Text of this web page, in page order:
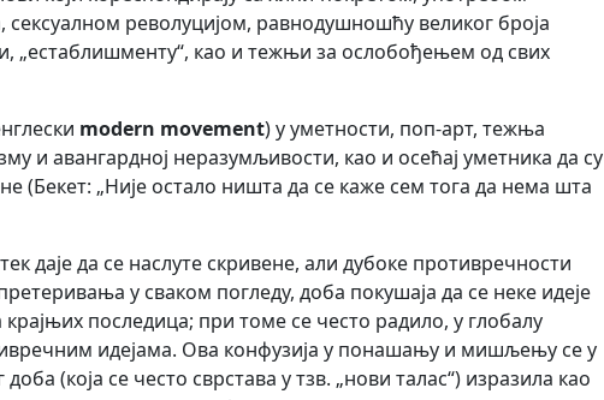
сексуалном револуцијом, равнодушношћу великог броја
„естаблишменту“, као и тежњи за ослобођењем од свих
modern movement) у уметности, поп-арт, тежња
и авангардној неразумљивости, као и осећај уметника да су
(Бекет: „Није остало ништа да се каже сем тога да нема шта
даје да се наслуте скривене, али дубоке противречности
у сваком погледу, доба покушаја да се неке идеје
крајњих последица; при томе се често радило, у глобалу
идејама. Ова конфузија у понашању и мишљењу се у
(која се често сврстава у тзв. „нови талас“) изразила као